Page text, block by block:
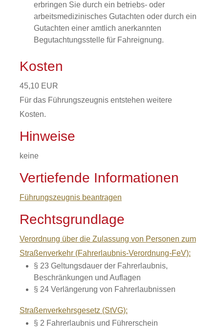
erbringen Sie durch ein betriebs- oder
arbeitsmedizinisches Gutachten oder durch ein
Gutachten einer amtlich anerkannten
Begutachtungsstelle für Fahreignung.
Kosten
45,10 EUR
Für das Führungszeugnis entstehen weitere
Kosten.
Hinweise
keine
Vertiefende Informationen
Führungszeugnis beantragen
Rechtsgrundlage
Verordnung über die Zulassung von Personen zum
Straßenverkehr (Fahrerlaubnis-Verordnung-FeV):
§ 23 Geltungsdauer der Fahrerlaubnis,
Beschränkungen und Auflagen
§ 24 Verlängerung von Fahrerlaubnissen
Straßenverkehrsgesetz (StVG):
§ 2 Fahrerlaubnis und Führerschein